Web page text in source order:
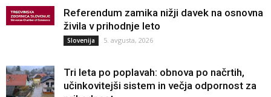
Referendum zamika nižji davek na osnovna
živila v prihodnje leto
Slovenija 5. avgusta, 2026
Tri leta po poplavah: obnova po načrtih,
učinkovitejši sistem in večja odpornost za